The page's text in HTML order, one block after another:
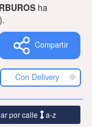
Tiendacores
Contactenos
ha
Compartir
Con Delivery
por calle a-z